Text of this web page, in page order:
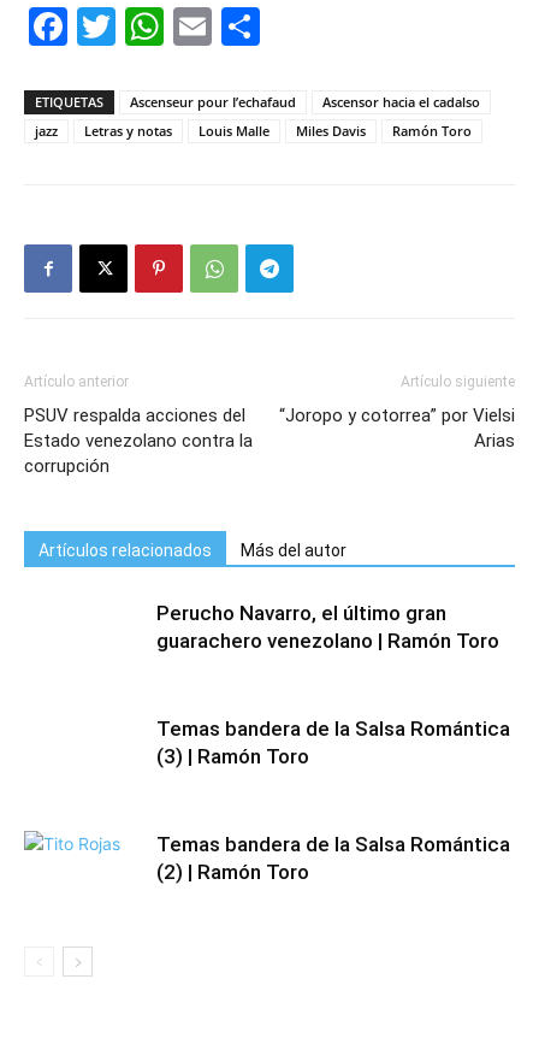
Facebook
Twitter
WhatsApp
Email
ETIQUETAS Ascenseur pour I’echafaud
Ascensor hacia el cadalso
jazz
Letras y notas Louis Malle Miles Davis Ramón Toro
Artículo anterior
PSUV respalda acciones del
Estado venezolano contra la
corrupción
Artículo siguiente
“Joropo y cotorrea” por Vielsi
Arias
Artículos relacionados Más del autor
Perucho Navarro, el último gran
guarachero venezolano | Ramón Toro
Temas bandera de la Salsa Romántica
(3) | Ramón Toro
Temas bandera de la Salsa Romántica
(2) | Ramón Toro